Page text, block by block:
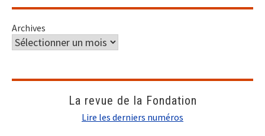
Archives
La revue de la Fondation
Lire les derniers numéros